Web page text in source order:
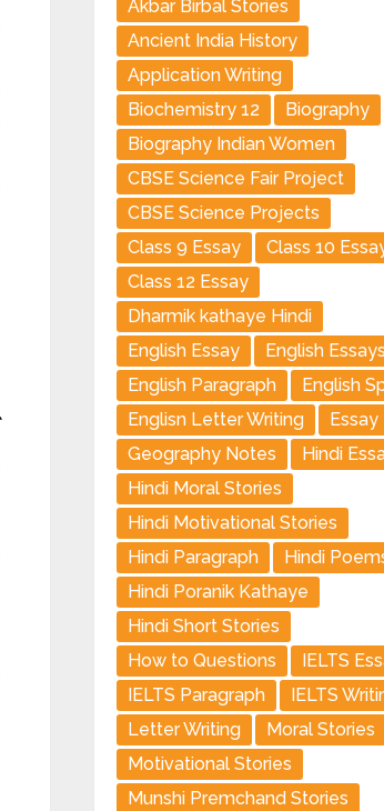
Akbar Birbal Stories
Ancient India History
Application Writing
Biochemistry 12
Biography
Biography Indian Women
CBSE Science Fair Project
CBSE Science Projects
Class 9 Essay
Class 10
Class 12 Essay
Dharmik kathaye Hindi
English Essay
English Essays
English Paragraph
English
Englisn Letter Writing
Essay
Geography Notes
Hindi
Hindi Moral Stories
Hindi Motivational Stories
Hindi Paragraph
Hindi
Hindi Poranik Kathaye
Hindi Short Stories
How to Questions
IELTS
IELTS Paragraph
IELTS
Letter Writing
Moral Stories
Motivational Stories
Munshi Premchand Stories